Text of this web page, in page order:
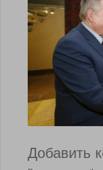
Добавить